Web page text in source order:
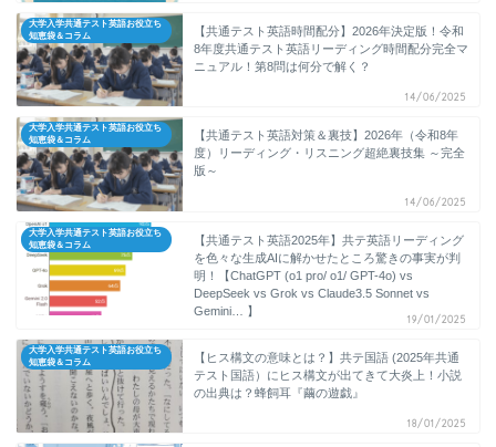
大学入学共通テスト英語お役立ち
知恵袋＆コラム
【共通テスト英語時間配分】2026年決定版！令和
8年度共通テスト英語リーディング時間配分完全マ
ニュアル！第8問は何分で解く？
14/06/2025
大学入学共通テスト英語お役立ち
知恵袋＆コラム
【共通テスト英語対策＆裏技】2026年（令和8年
度）リーディング・リスニング超絶裏技集 ～完全
版～
14/06/2025
大学入学共通テスト英語お役立ち
知恵袋＆コラム
【共通テスト英語2025年】共テ英語リーディング
を色々な生成AIに解かせたところ驚きの事実が判
明！【ChatGPT (o1 pro/ o1/ GPT-4o) vs
DeepSeek vs Grok vs Claude3.5 Sonnet vs
Gemini… 】
19/01/2025
大学入学共通テスト英語お役立ち
知恵袋＆コラム
【ヒス構文の意味とは？】共テ国語 (2025年共通
テスト国語）にヒス構文が出てきて大炎上！小説
の出典は？蜂飼耳『繭の遊戯』
18/01/2025